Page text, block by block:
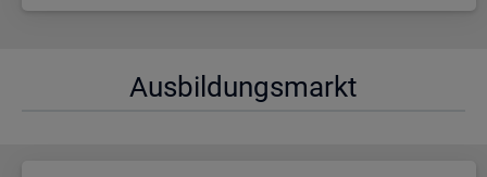
Aus­bil­dungs­markt